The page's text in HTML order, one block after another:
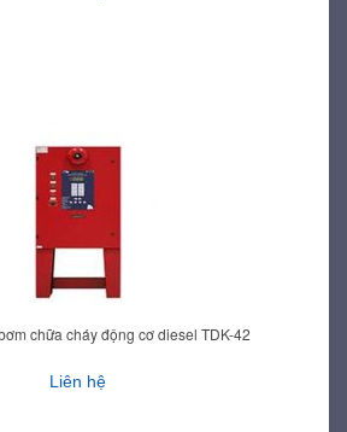
chữa cháy động cơ diesel TDK-42
Liên hệ